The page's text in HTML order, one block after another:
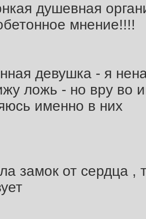
душевная
мнение!!!!
девушка - я
ложь - но вру во
именно в них
замок от сердца ,